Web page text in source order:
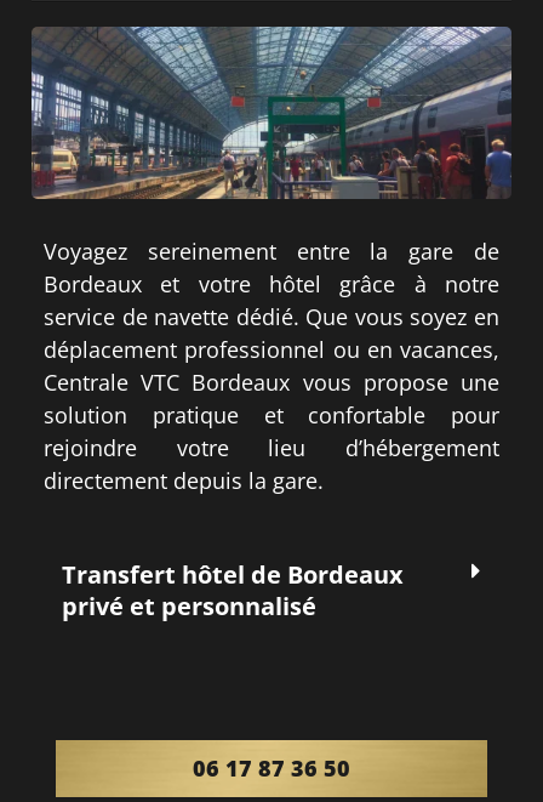
Voyagez sereinement entre la gare de
Bordeaux et votre hôtel grâce à notre
service de navette dédié. Que vous soyez en
déplacement professionnel ou en vacances,
Centrale VTC Bordeaux vous propose une
solution pratique et confortable pour
rejoindre votre lieu d’hébergement
directement depuis la gare.
Transfert hôtel de Bordeaux
privé et personnalisé
06 17 87 36 50